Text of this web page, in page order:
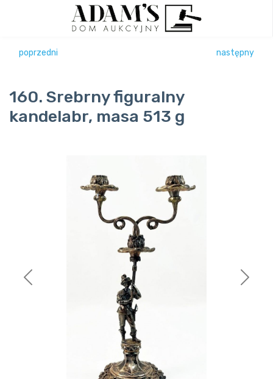
poprzedni następny
160. Srebrny figuralny
kandelabr, masa 513 g
Previous Next